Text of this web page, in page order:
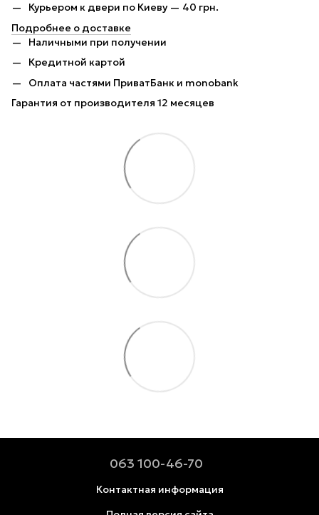
Курьером к двери по Киеву — 40 грн.
Подробнее о доставке
Наличными при получении
Кредитной картой
Оплата частями ПриватБанк и monobank
Гарантия от производителя 12 месяцев
063 100-46-70
Контактная информация